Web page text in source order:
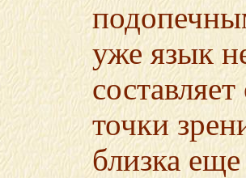
уже язык
точки
близка